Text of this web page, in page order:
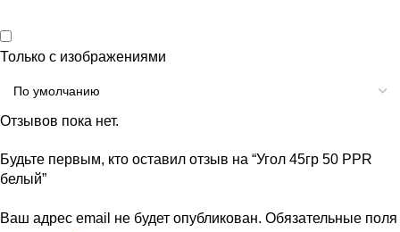
Только с изображениями
Отзывов пока нет.
Будьте первым, кто оставил отзыв на “Угол 45гр 50 PPR
белый”
Ваш адрес email не будет опубликован. Обязательные поля